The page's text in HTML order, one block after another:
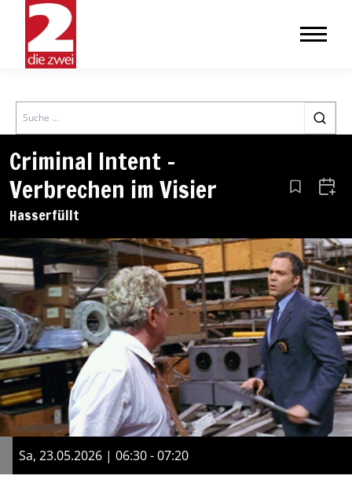
Search
Criminal Intent –
Verbrechen im Visier
Hasserfüllt
Aus den
Sa, 23.05.2026 | 06:30 - 07:20